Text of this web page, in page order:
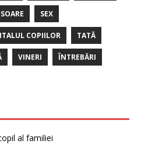
SEX
COPIILOR TATĂ
VINERI ÎNTREBĂRI
al familiei